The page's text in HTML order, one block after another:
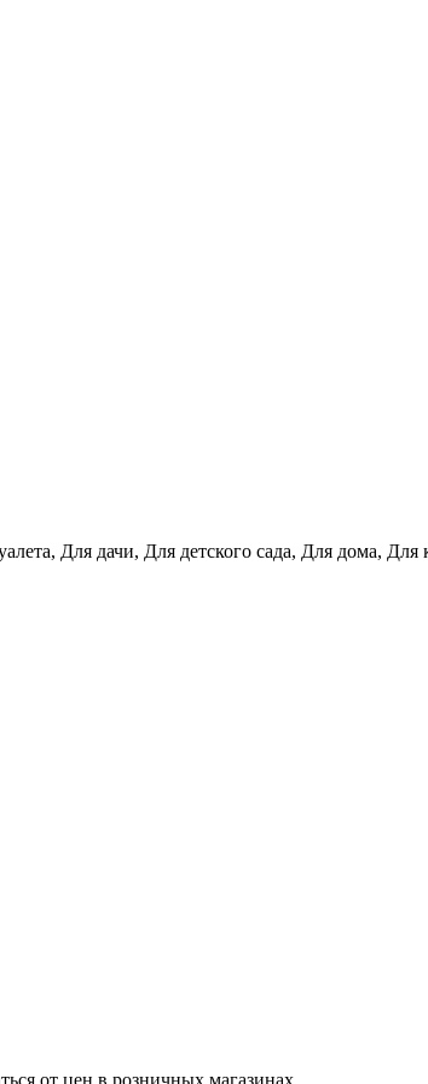
Для дачи, Для детского сада, Для дома,
от цен в розничных магазинах